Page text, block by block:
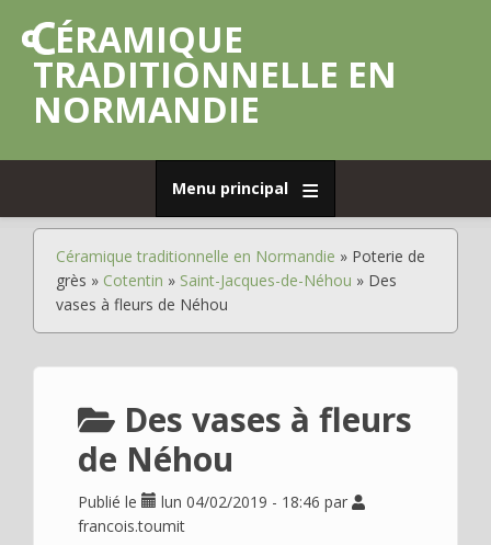
contenu
principal
CÉRAMIQUE
TRADITIONNELLE EN
NORMANDIE
Menu principal
Déplier
Poterie
Déplier
Poterie
Déplier
Faïence
Déplier
Déplier
Usage
Fil
d'Ariane
Céramique traditionnelle en Normandie
Poterie de
grès
Cotentin Saint-Jacques-de-Néhou
Des
vases à fleurs de Néhou
Des vases à fleurs
de Néhou
Publié le lun 04/02/2019 - 18:46 par
francois.toumit